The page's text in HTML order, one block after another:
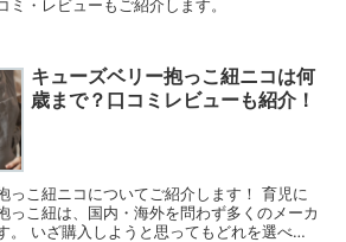
ミ・レビューもご紹介します。
キューズベリー抱っこ紐ニコは何
歳まで？口コミレビューも紹介！
こ紐ニコについてご紹介します！ 育児に
っこ紐は、国内・海外を問わず多くのメーカ
選べば